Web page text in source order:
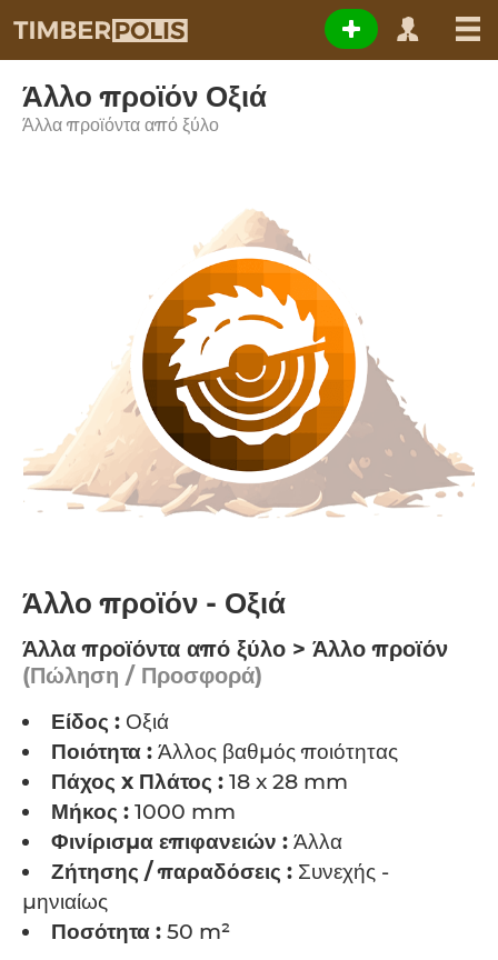
Άλλο προϊόν Οξιά
Άλλα προϊόντα από ξύλο
Άλλο προϊόν - Οξιά
Άλλα προϊόντα από ξύλο > Άλλο προϊόν
(Πώληση / Προσφορά)
Είδος : Οξιά
Ποιότητα : Άλλος βαθμός ποιότητας
Πάχος x Πλάτος : 18 x 28 mm
Μήκος : 1000 mm
Φινίρισμα επιφανειών : Άλλα
Ζήτησης / παραδόσεις : Συνεχής -
μηνιαίως
Ποσότητα : 50 m²